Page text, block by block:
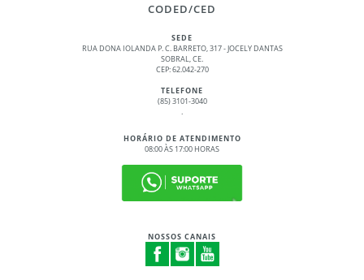
CODED/CED
SEDE
RUA DONA IOLANDA P. C. BARRETO, 317 - JOCELY DANTAS
SOBRAL, CE.
CEP: 62.042-270
TELEFONE
(85) 3101-3040
.
HORÁRIO DE ATENDIMENTO
08:00 ÀS 17:00 HORAS
NOSSOS CANAIS